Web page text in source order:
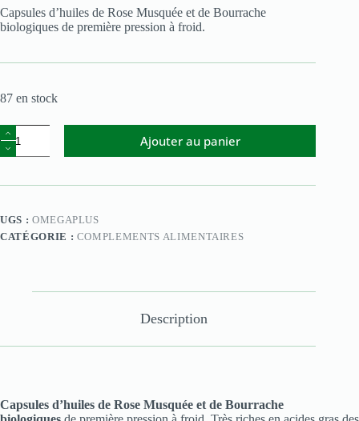
Capsules d’huiles de Rose Musquée et de Bourrache
biologiques de première pression à froid.
87 en stock
Ajouter au panier
UGS : OMEGAPLUS
CATÉGORIE : COMPLEMENTS ALIMENTAIRES
Description
Capsules d’huiles de Rose Musquée et de Bourrache